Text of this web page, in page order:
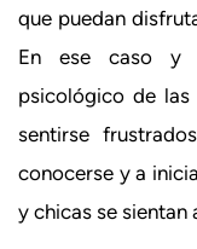
que puedan
En ese caso y
psicológico de
sentirse
conocerse y a
y chicas se sientan